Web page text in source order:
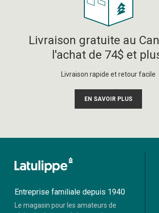
Livraison gratuite au
l'achat de 74$ et
Livraison rapide et retour facile
EN SAVOIR PLUS
Visa
Entreprise familiale depuis 1940
Le magasin pour les amateurs de